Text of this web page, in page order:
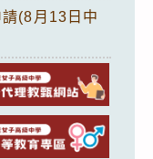
(8月13日中